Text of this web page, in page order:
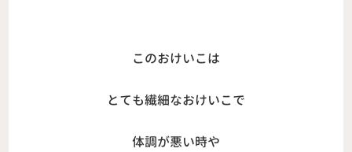
このおけいこは
とても繊細なおけいこで
体調が悪い時や